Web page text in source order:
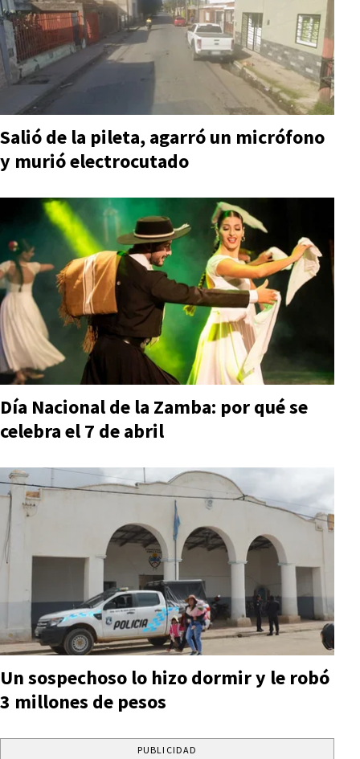
Salió de la pileta, agarró un micrófono
y murió electrocutado
Día Nacional de la Zamba: por qué se
celebra el 7 de abril
Un sospechoso lo hizo dormir y le robó
3 millones de pesos
PUBLICIDAD